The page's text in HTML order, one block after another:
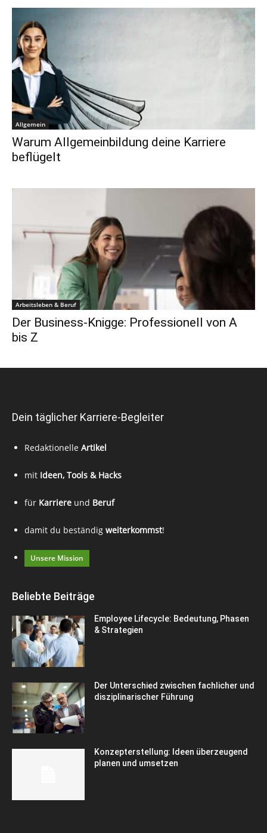
Allgemein
Warum Allgemeinbildung deine Karriere
beflügelt
Arbeitsleben & Beruf
Der Business-Knigge: Professionell von A
bis Z
Dein täglicher Karriere-Begleiter
Redaktionelle Artikel
mit Ideen, Tools & Hacks
für Karriere und Beruf
damit du beständig weiterkommst!
Unsere Mission
Beliebte Beiträge
Employee Lifecycle: Bedeutung, Phasen
& Strategien
Der Unterschied zwischen fachlicher und
disziplinarischer Führung
Konzepterstellung: Ideen überzeugend
planen und umsetzen